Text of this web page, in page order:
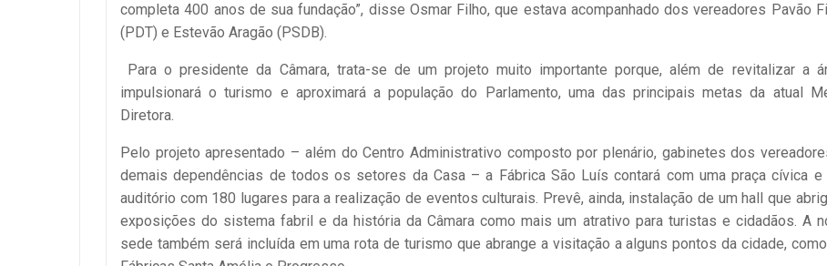
completa 400 anos de sua fundação”, disse Osmar Filho, que estava acompanhado dos vereadores Pavão
(PDT) e Estevão Aragão (PSDB).
Para o presidente da Câmara, trata-se de um projeto muito importante porque, além de revitalizar a
impulsionará o turismo e aproximará a população do Parlamento, uma das principais metas da atual
Diretora.
Pelo projeto apresentado – além do Centro Administrativo composto por plenário, gabinetes dos
demais dependências de todos os setores da Casa – a Fábrica São Luís contará com uma praça cívica e
auditório com 180 lugares para a realização de eventos culturais. Prevê, ainda, instalação de um hall que
exposições do sistema fabril e da história da Câmara como mais um atrativo para turistas e cidadãos. A
sede também será incluída em uma rota de turismo que abrange a visitação a alguns pontos da cidade,